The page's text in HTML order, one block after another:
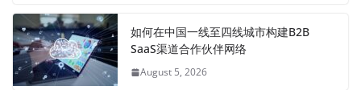
如何在中国一线至四线城市构建B2B
SaaS渠道合作伙伴网络
August 5, 2026